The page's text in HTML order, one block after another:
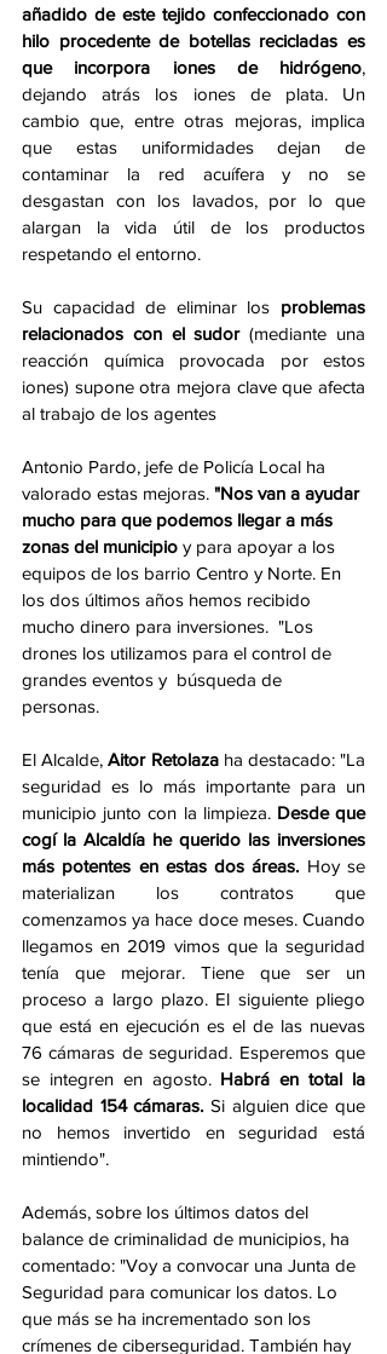
añadido de este tejido confeccionado con
hilo procedente de botellas recicladas es
que incorpora iones de hidrógeno,
dejando atrás los iones de plata. Un
cambio que, entre otras mejoras, implica
que estas uniformidades dejan de
contaminar la red acuífera y no se
desgastan con los lavados, por lo que
alargan la vida útil de los productos
respetando el entorno.
Su capacidad de eliminar los problemas
relacionados con el sudor (mediante una
reacción química provocada por estos
iones) supone otra mejora clave que afecta
al trabajo de los agentes
Antonio Pardo, jefe de Policía Local ha
valorado estas mejoras. "Nos van a ayudar
mucho para que podemos llegar a más
zonas del municipio y para apoyar a los
equipos de los barrio Centro y Norte. En
los dos últimos años hemos recibido
mucho dinero para inversiones.  "Los
drones los utilizamos para el control de
grandes eventos y  búsqueda de
personas.
El Alcalde, Aitor Retolaza ha destacado: "La
seguridad es lo más importante para un
municipio junto con la limpieza. Desde que
cogí la Alcaldía he querido las inversiones
más potentes en estas dos áreas. Hoy se
materializan los contratos que
comenzamos ya hace doce meses. Cuando
llegamos en 2019 vimos que la seguridad
tenía que mejorar. Tiene que ser un
proceso a largo plazo. El siguiente pliego
que está en ejecución es el de las nuevas
76 cámaras de seguridad. Esperemos que
se integren en agosto. Habrá en total la
localidad 154 cámaras. Si alguien dice que
no hemos invertido en seguridad está
mintiendo".
Además, sobre los últimos datos del
balance de criminalidad de municipios, ha
comentado: "Voy a convocar una Junta de
Seguridad para comunicar los datos. Lo
que más se ha incrementado son los
crímenes de ciberseguridad. También hay